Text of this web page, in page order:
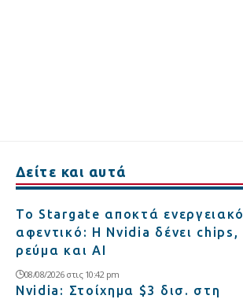
Δείτε και αυτά
Το Stargate αποκτά ενεργειακό
αφεντικό: Η Nvidia δένει chips,
ρεύμα και AI
08/08/2026 στις 10:42 pm
Nvidia: Στοίχημα $3 δισ. στη